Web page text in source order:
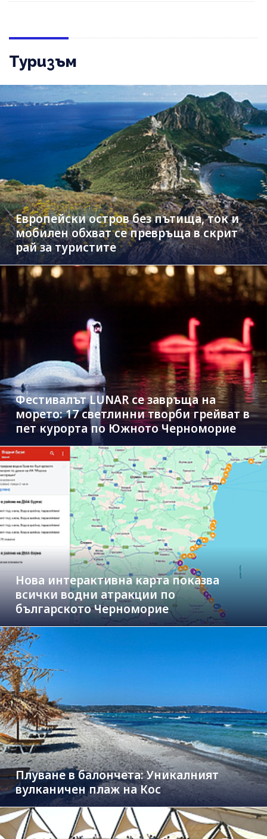
Туризъм
Европейски остров без пътища, ток и
мобилен обхват се превръща в скрит
рай за туристите
Фестивалът LUNAR се завръща на
морето: 17 светлинни творби грейват в
пет курорта по Южното Черноморие
Нова интерактивна карта показва
всички водни атракции по
българското Черноморие
Плуване в балончета: Уникалният
вулканичен плаж на Кос